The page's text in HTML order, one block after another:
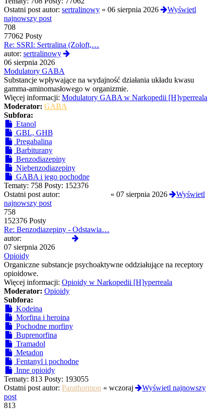
Ostatni post autor: sertralinowy « 06 sierpnia 2026
Wyświetl
najnowszy post
708
77062 Posty
Re: SSRI: Sertralina (Zoloft,…
autor: sertralinowy
06 sierpnia 2026
Modulatory GABA
Substancje wpływające na wydajność działania układu kwasu
gamma-aminomasłowego w organizmie.
Więcej informacji: Modulatory GABA w Narkopedii [H]yperreala
Moderator: GABA
Subfora:
Etanol
GBL, GHB
Pregabalina
Barbiturany
Benzodiazepiny
Niebenzodiazepiny
GABA i jego pochodne
Tematy: 758 Posty: 152376
Ostatni post autor:
« 07 sierpnia 2026
Wyświetl
najnowszy post
758
152376 Posty
Re: Benzodiazepiny - Odstawia…
autor:
07 sierpnia 2026
Opioidy
Organiczne substancje psychoaktywne oddziałujące na receptory
opioidowe.
Więcej informacji: Opioidy w Narkopedii [H]yperreala
Moderator: Opioidy
Subfora:
Kodeina
Morfina i heroina
Pochodne morfiny
Buprenorfina
Tramadol
Metadon
Fentanyl i pochodne
Inne opioidy
Tematy: 813 Posty: 193055
Ostatni post autor: Parathormon « wczoraj
Wyświetl najnowszy
post
813